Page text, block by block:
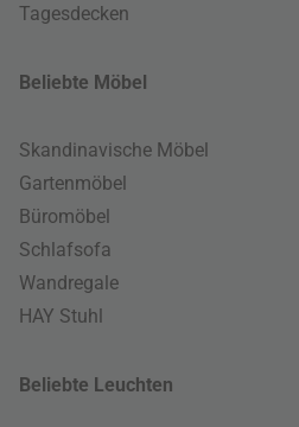
Tagesdecken
Beliebte Möbel
Skandinavische Möbel
Gartenmöbel
Büromöbel
Schlafsofa
Wandregale
HAY Stuhl
Beliebte Leuchten